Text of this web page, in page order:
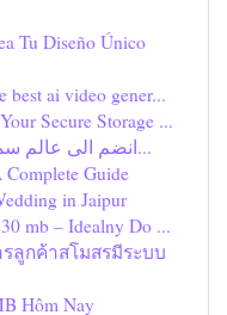
Tu Diseño Único
best ai video gener...
Secure Storage ...
انضم الى عالم سمارترز : بوابة المحتوى الترفيه...
Guide
in Jaipur
mb – Idealny Do ...
ลูกค้าสโมสรมีระบบ
Hôm Nay